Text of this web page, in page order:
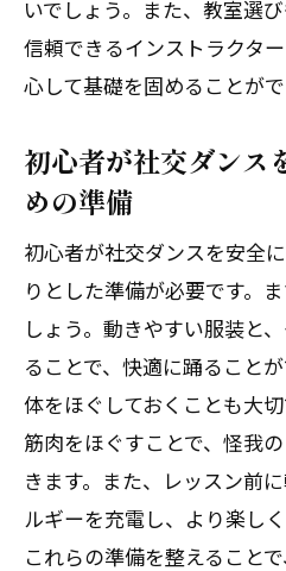
いでしょう。また、教室選
信頼できるインストラクタ
心して基礎を固めることがで
初心者が社交ダンス
めの準備
初心者が社交ダンスを安全
りとした準備が必要です。
しょう。動きやすい服装と
ることで、快適に踊ること
体をほぐしておくことも大
筋肉をほぐすことで、怪我
きます。また、レッスン前
ルギーを充電し、より楽し
これらの準備を整えること